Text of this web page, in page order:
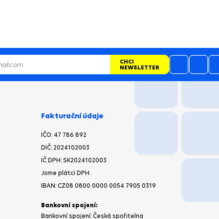
CHCI
NEWSLETTER
Fakturační údaje
IČO: 47 786 892
DIČ: 2024102003
IČ DPH: SK2024102003
Jsme plátci DPH.
IBAN: CZ08 0800 0000 0054 7905 0319
Bankovní spojení:
Bankovní spojení: Česká spořitelna